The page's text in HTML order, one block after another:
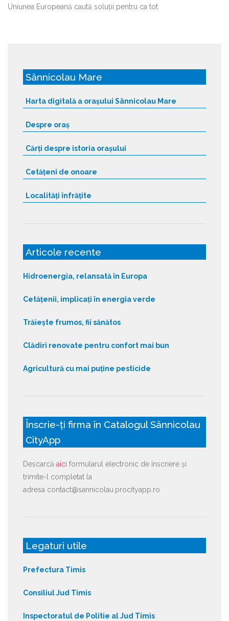
Uniunea Europeană caută soluții pentru ca tot
Sânnicolau Mare
Harta digitală a orașului Sânnicolau Mare
Despre oraș
Cărți despre istoria orașului
Cetățeni de onoare
Localități înfrățite
Articole recente
Hidroenergia, relansată în Europa
Cetățenii, implicați în energia verde
Trăiește frumos, fii sănătos
Clădiri renovate pentru confort mai bun
Agricultură cu mai puține pesticide
Înscrie-ți firma în Catalogul Sânnicolau
CityApp
Descarcă aici formularul electronic de înscriere și
trimite-l completat la
adresa contact@sannicolau.procityapp.ro
Legaturi utile
Prefectura Timis
Consiliul Jud Timis
Inspectoratul de Politie al Jud Timis